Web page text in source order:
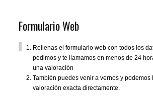
Formulario Web
Rellenas el formulario web con todos los
pedimos y te llamamos en menos de 24
una valoración
También puedes venir a vernos y podemos
valoración exacta directamente.